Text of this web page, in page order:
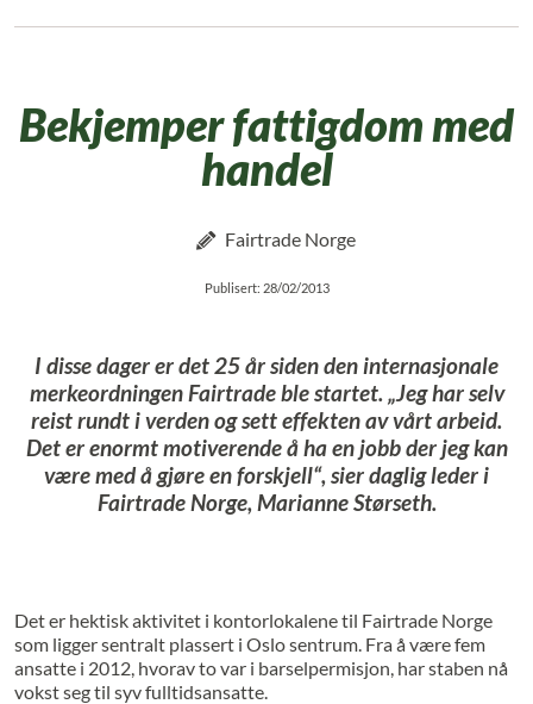
Bekjemper fattigdom med
handel
Fairtrade Norge
Publisert: 28/02/2013
I disse dager er det 25 år siden den internasjonale
merkeordningen Fairtrade ble startet. „Jeg har selv
reist rundt i verden og sett effekten av vårt arbeid.
Det er enormt motiverende å ha en jobb der jeg kan
være med å gjøre en forskjell“, sier daglig leder i
Fairtrade Norge, Marianne Størseth.
Det er hektisk aktivitet i kontorlokalene til Fairtrade Norge
som ligger sentralt plassert i Oslo sentrum. Fra å være fem
ansatte i 2012, hvorav to var i barselpermisjon, har staben nå
vokst seg til syv fulltidsansatte.